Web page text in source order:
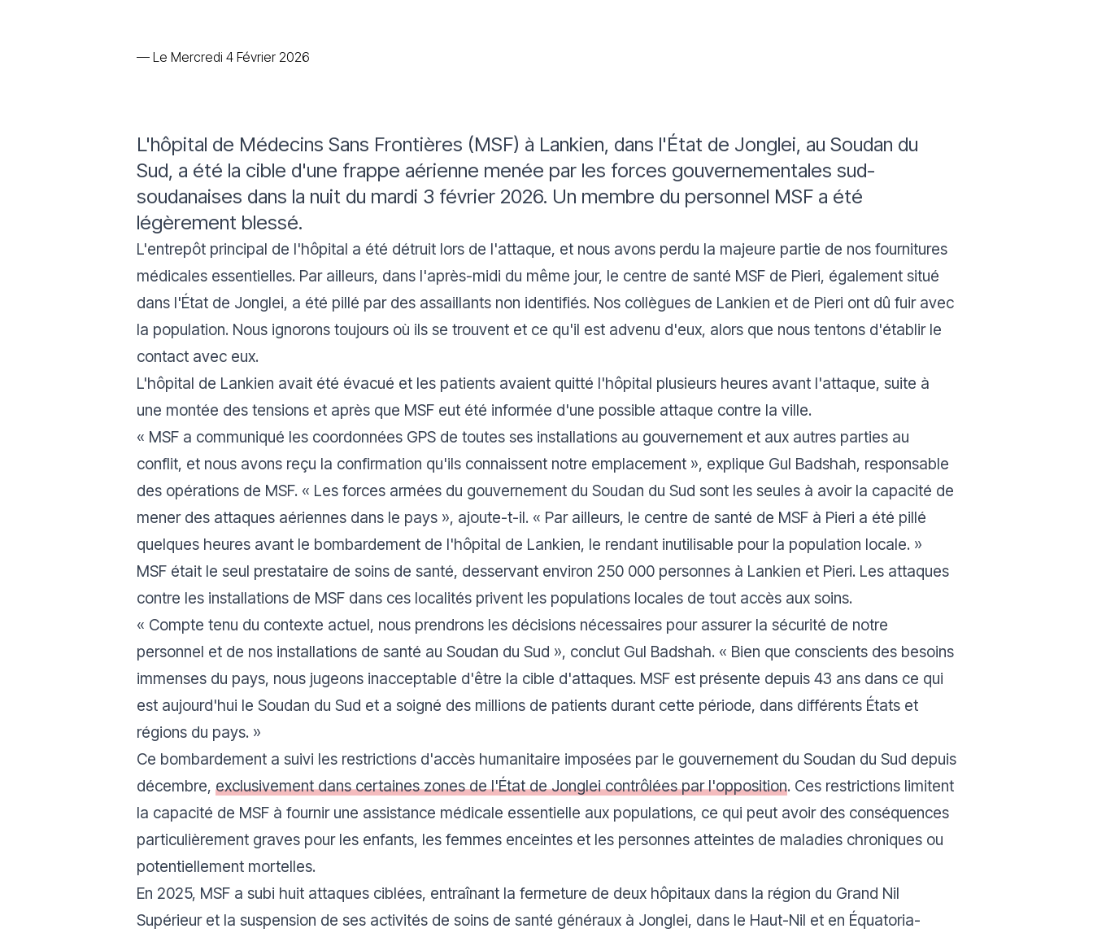
— Le Mercredi 4 Février 2026
L'hôpital de Médecins Sans Frontières (MSF) à Lankien, dans l'État de Jonglei, au Soudan du
Sud, a été la cible d'une frappe aérienne menée par les forces gouvernementales sud-
soudanaises dans la nuit du mardi 3 février 2026. Un membre du personnel MSF a été
légèrement blessé.
L'entrepôt principal de l'hôpital a été détruit lors de l'attaque, et nous avons perdu la majeure partie de nos fournitures
médicales essentielles. Par ailleurs, dans l'après-midi du même jour, le centre de santé MSF de Pieri, également situé
dans l'État de Jonglei, a été pillé par des assaillants non identifiés. Nos collègues de Lankien et de Pieri ont dû fuir avec
la population. Nous ignorons toujours où ils se trouvent et ce qu'il est advenu d'eux, alors que nous tentons d'établir le
contact avec eux.
L'hôpital de Lankien avait été évacué et les patients avaient quitté l'hôpital plusieurs heures avant l'attaque, suite à
une montée des tensions et après que MSF eut été informée d'une possible attaque contre la ville.
« MSF a communiqué les coordonnées GPS de toutes ses installations au gouvernement et aux autres parties au
conflit, et nous avons reçu la confirmation qu'ils connaissent notre emplacement », explique Gul Badshah, responsable
des opérations de MSF. « Les forces armées du gouvernement du Soudan du Sud sont les seules à avoir la capacité de
mener des attaques aériennes dans le pays », ajoute-t-il. « Par ailleurs, le centre de santé de MSF à Pieri a été pillé
quelques heures avant le bombardement de l'hôpital de Lankien, le rendant inutilisable pour la population locale. »
MSF était le seul prestataire de soins de santé, desservant environ 250 000 personnes à Lankien et Pieri. Les attaques
contre les installations de MSF dans ces localités privent les populations locales de tout accès aux soins.
« Compte tenu du contexte actuel, nous prendrons les décisions nécessaires pour assurer la sécurité de notre
personnel et de nos installations de santé au Soudan du Sud », conclut Gul Badshah. « Bien que conscients des besoins
immenses du pays, nous jugeons inacceptable d'être la cible d'attaques. MSF est présente depuis 43 ans dans ce qui
est aujourd'hui le Soudan du Sud et a soigné des millions de patients durant cette période, dans différents États et
régions du pays. »
Ce bombardement a suivi les restrictions d'accès humanitaire imposées par le gouvernement du Soudan du Sud depuis
décembre, exclusivement dans certaines zones de l'État de Jonglei contrôlées par l'opposition. Ces restrictions limitent
la capacité de MSF à fournir une assistance médicale essentielle aux populations, ce qui peut avoir des conséquences
particulièrement graves pour les enfants, les femmes enceintes et les personnes atteintes de maladies chroniques ou
potentiellement mortelles.
En 2025, MSF a subi huit attaques ciblées, entraînant la fermeture de deux hôpitaux dans la région du Grand Nil
Supérieur et la suspension de ses activités de soins de santé généraux à Jonglei, dans le Haut-Nil et en Équatoria-